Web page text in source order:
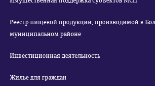
Реестр пищевой продукции, производимой в
муниципальном районе
Инвестиционная деятельность
Жилье для граждан